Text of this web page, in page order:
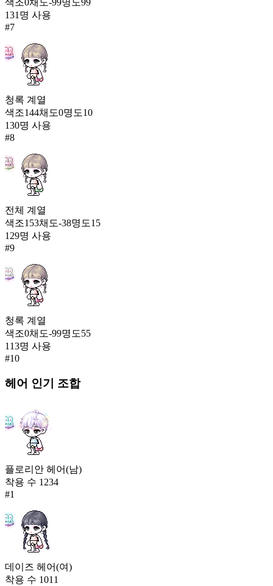
색조0채도-99명도99
131 명 사용
#7
청록 계열
색조144채도0명도10
130명 사용
#8
전체 계열
색조153채도-38명도15
129명 사용
#9
청록 계열
색조0채도-99명도55
113명 사용
#10
헤어 인기 조합
플로리안 헤어(남)
착용 수 1234
#1
데이즈 헤어(여)
착용 수 1011